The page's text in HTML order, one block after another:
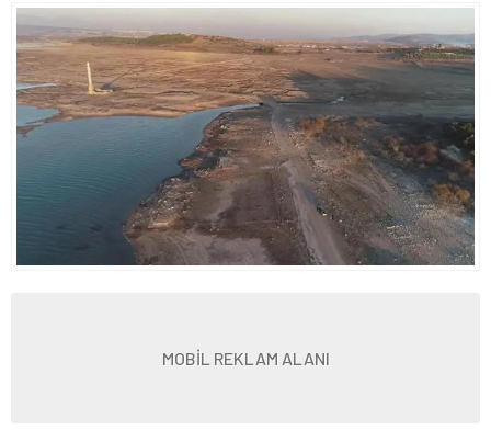
MOBİL REKLAM ALANI